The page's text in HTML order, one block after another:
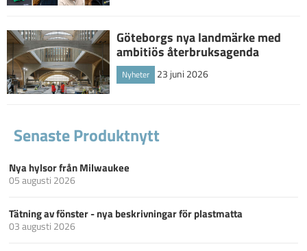
Göteborgs nya landmärke med
ambitiös återbruksagenda
Nyheter 23 juni 2026
Senaste Produktnytt
Nya hylsor från Milwaukee
05 augusti 2026
Tätning av fönster - nya beskrivningar för plastmatta
03 augusti 2026